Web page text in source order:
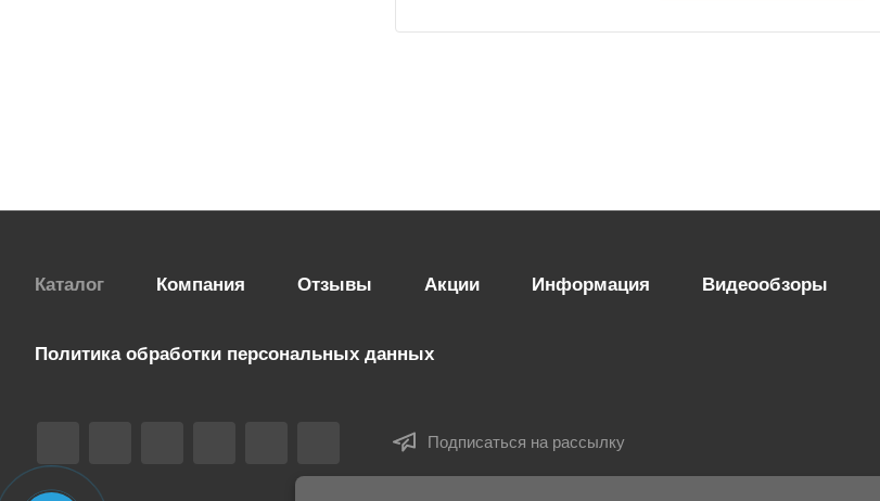
Каталог Компания Отзывы Акции Информация Видеообзоры
Политика обработки персональных данных
Подписаться на рассылку